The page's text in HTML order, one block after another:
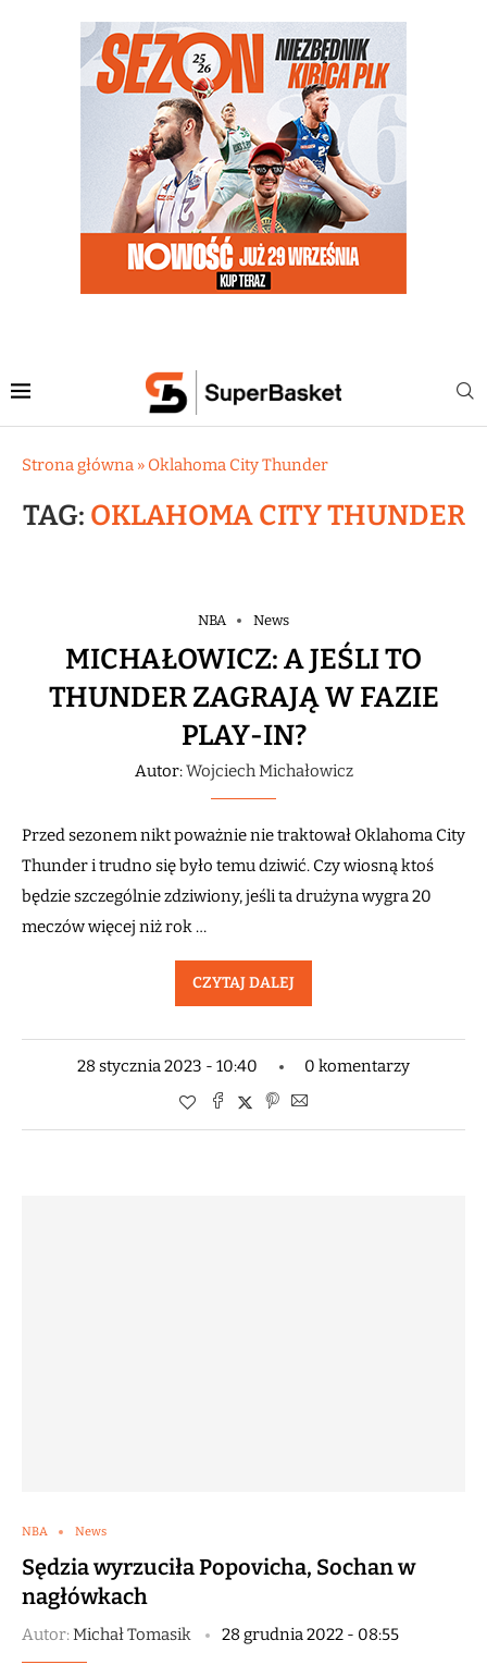
Strona główna » Oklahoma City Thunder
TAG: OKLAHOMA CITY THUNDER
NBA News
MICHAŁOWICZ: A JEŚLI TO
THUNDER ZAGRAJĄ W FAZIE
PLAY-IN?
Autor:Wojciech Michałowicz
Przed sezonem nikt poważnie nie traktował Oklahoma City
Thunder i trudno się było temu dziwić. Czy wiosną ktoś
będzie szczególnie zdziwiony, jeśli ta drużyna wygra 20
meczów więcej niż rok …
CZYTAJ DALEJ
28 stycznia 2023 - 10:40 0 komentarzy
NBA News
Sędzia wyrzuciła Popovicha, Sochan w
nagłówkach
Autor:Michał Tomasik 28 grudnia 2022 - 08:55